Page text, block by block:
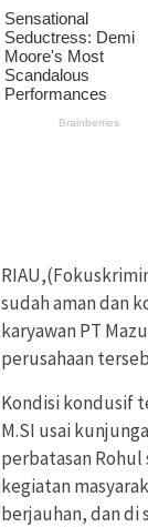
sudah aman dan
karyawan PT
perusahaan
Kondisi kondusif
M.SI usai
perbatasan Rohul
kegiatan
berjauhan, dan di